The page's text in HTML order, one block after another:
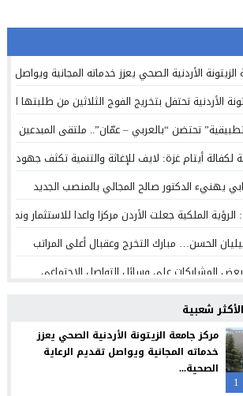
الأردنية الصحي يعزز خدماته المجانية ويواصل
الأردنية تحتفل بتخريج الفوج الثلاثين من طلبتها
تحتضن “بالعربي – عمّان”.. ملتقى المبدعين
لكفالة أيتام غزة: لايف للإغاثة والتنمية تكثف
يهنيء الدكتور صالح المجالي بالمنصب الجديد
الملكية جعلت الأردن مركزا واعدا للاستثمار
الحسن… مبارك التخرج وعقبال أعلى المراتب
المشاركات على وسائل التواصل الاجتماعي
بعد الثبات أولا
حملة القرض الشخصي لعام 2026 مع استرداد نقدي
الأردن” ومؤسسة تضامن لتسهيل التبرعات
تصميم الشاشة بما يتوافق مع الطريقة التي
الأكثر شعبية
1
مركز جامعة الزيتونة الأردنية الصحي يعزز
خدماته المجانية ويواصل تقديم الرعاية
الصحية...